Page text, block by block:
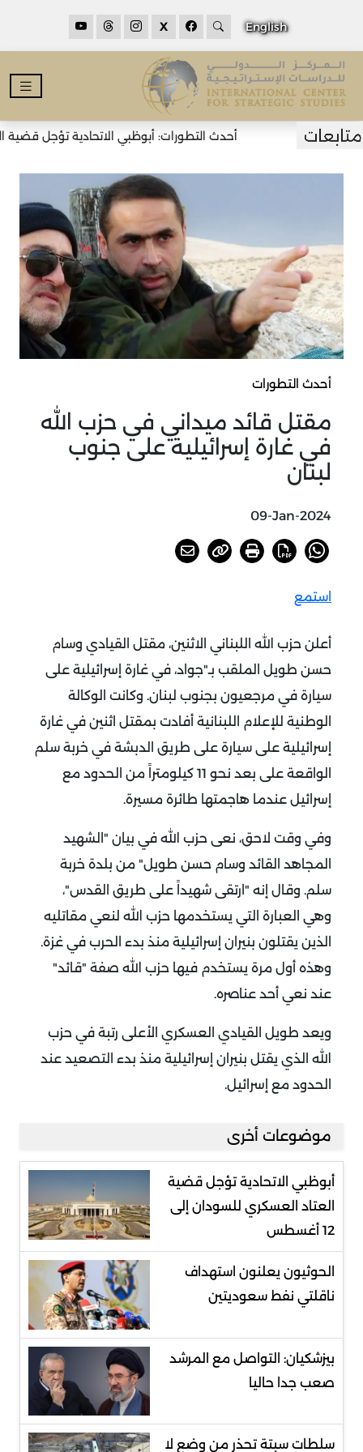
English
X
أحدث التطورات: أبوظبي الاتحادية تؤجل قضية العتاد
أحدث التطورات
مقتل قائد ميداني في حزب الله
في غارة إسرائيلية على جنوب
لبنان
09-Jan-2024
استمع
أعلن حزب الله اللبناني الاثنين، مقتل القيادي وسام
حسن طويل الملقب بـ"جواد، في غارة إسرائيلية على
سيارة في مرجعيون بجنوب لبنان. وكانت الوكالة
الوطنية للإعلام اللبنانية أفادت بمقتل اثنين في غارة
إسرائيلية على سيارة على طريق الدبشة في خربة سلم
الواقعة على بعد نحو 11 كيلومتراً من الحدود مع
إسرائيل عندما هاجمتها طائرة مسيرة.
وفي وقت لاحق، نعى حزب الله في بيان "الشهيد
المجاهد القائد وسام حسن طويل" من بلدة خربة
سلم. وقال إنه "ارتقى شهيداً على طريق القدس"،
وهي العبارة التي يستخدمها حزب الله لنعي مقاتليه
الذين يقتلون بنيران إسرائيلية منذ بدء الحرب في غزة.
وهذه أول مرة يستخدم فيها حزب الله صفة "قائد"
عند نعي أحد عناصره.
ويعد طويل القيادي العسكري الأعلى رتبة في حزب
الله الذي يقتل بنيران إسرائيلية منذ بدء التصعيد عند
الحدود مع إسرائيل.
موضوعات أخرى
أبوظبي الاتحادية تؤجل قضية
العتاد العسكري للسودان إلى
12 أغسطس
الحوثيون يعلنون استهداف
ناقلتي نفط سعوديتين
بيزشكيان: التواصل مع المرشد
صعب جدا حاليا
سلطات سبتة تحذر من وضع لا